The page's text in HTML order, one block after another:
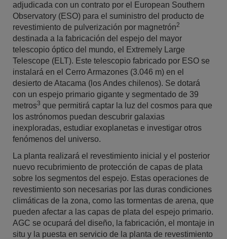
adjudicada con un contrato por el European Southern
Observatory (ESO) para el suministro del producto de
revestimiento de pulverización por magnetrón2
destinada a la fabricación del espejo del mayor
telescopio óptico del mundo, el Extremely Large
Telescope (ELT). Este telescopio fabricado por ESO se
instalará en el Cerro Armazones (3.046 m) en el
desierto de Atacama (los Andes chilenos). Se dotará
con un espejo primario gigante y segmentado de 39
metros3 que permitirá captar la luz del cosmos para que
los astrónomos puedan descubrir galaxias
inexploradas, estudiar exoplanetas e investigar otros
fenómenos del universo.
La planta realizará el revestimiento inicial y el posterior
nuevo recubrimiento de protección de capas de plata
sobre los segmentos del espejo. Estas operaciones de
revestimiento son necesarias por las duras condiciones
climáticas de la zona, como las tormentas de arena, que
pueden afectar a las capas de plata del espejo primario.
AGC se ocupará del diseño, la fabricación, el montaje in
situ y la puesta en servicio de la planta de revestimiento